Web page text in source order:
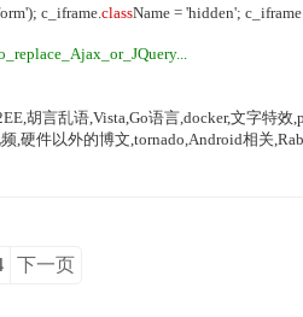
c_iframe.className = 'hidden';
胡言乱语,Vista,Go语言,docker,文字特效
,硬件以外的博文,tornado,Android相关
下一页